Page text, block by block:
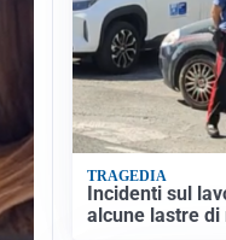
TRAGEDIA
Incidenti sul
alcune lastre di